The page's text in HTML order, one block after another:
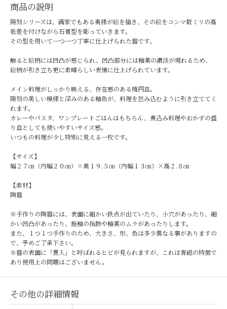
商品の説明
陽刻シリーズは、画家でもある奥様が絵を描き、その絵をコンマ数ミリの高
低差を付けながら石膏型を彫っていきます。
その型を用いて一つ一つ丁寧に仕上げられた器です。
触ると絵柄には凹凸が感じられ、凹凸部分には釉薬の濃淡が現れるため、
絵柄が引き立ち更に素晴らしい表情に仕上げられています。
メイン料理がしっかり映える、存在感のある楕円皿。
陽刻の美しい模様と深みのある釉色が、料理を包み込むように引き立ててく
れます。
カレーやパスタ、ワンプレートごはんはもちろん、煮込み料理やおかずの盛
り皿としても使いやすいサイズ感。
いつもの料理が少し特別に見える一枚です。
【サイズ】
幅２７㎝（内幅２０㎝）×奥１９.５㎝（内幅１３㎝）×高２.８㎝
【素材】
陶器
※手作りの陶器には、表面に細かい鉄点が出ていたり、小穴があったり、細
かい凹凸があったり、施釉の指跡や釉薬のムラがあったりします。
また、１つ１つ手作りのため、大きさ、形、色は多少異なる事がありますの
で、予めご了承下さい。
※器の表面に「貫入」と呼ばれるヒビが見られますが、これは青磁の特徴で
あり使用上の問題はございません。
その他の詳細情報